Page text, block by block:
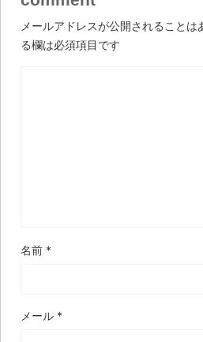
メールアドレスが公開されることは
る欄は必須項目です
名前 *
メール *